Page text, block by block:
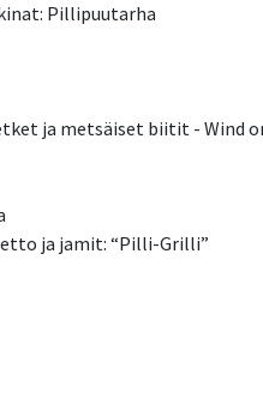
Pillipuutarha
ja metsäiset biitit - Wind
ja jamit: “Pilli-Grilli”